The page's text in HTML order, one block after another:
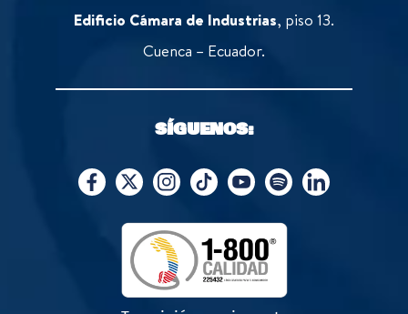
Edificio Cámara de Industrias, piso 13.
Cuenca – Ecuador.
SÍGUENOS: